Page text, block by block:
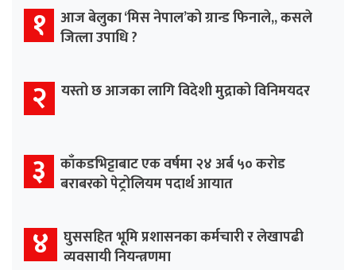
१ आज बेलुका ‘मिस नेपाल’को ग्रान्ड फिनाले,, कसले
जित्ला उपाधि ?
२ यस्तो छ आजका लागि विदेशी मुद्राको विनिमयदर
३ काँकडभिट्टाबाट एक वर्षमा २४ अर्ब ५० करोड
बराबरको पेट्रोलियम पदार्थ आयात
४ घुससहित भूमि प्रशासनका कर्मचारी र लेखापढी
व्यवसायी नियन्त्रणमा